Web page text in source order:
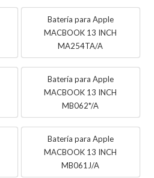
Batería para Apple
MACBOOK 13 INCH
MA254TA/A
Batería para Apple
MACBOOK 13 INCH
MB062*/A
Batería para Apple
MACBOOK 13 INCH
MB061J/A